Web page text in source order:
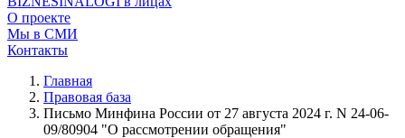
О проекте
Мы в СМИ
Контакты
Главная
Правовая база
Письмо Минфина России от 27 августа 2024 г. N 24-06-
09/80904 "О рассмотрении обращения"